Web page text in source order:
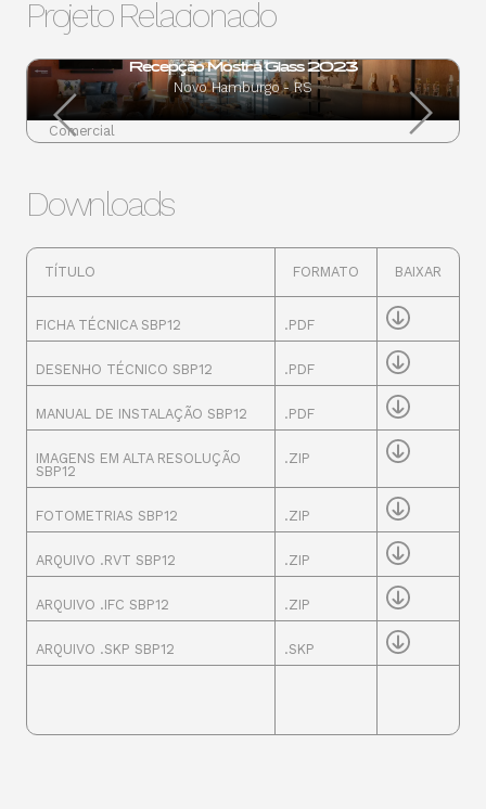
Projeto Relacionado
Recepção Mostra Glass 2023
Novo Hamburgo - RS
Comercial
Downloads
TÍTULO FORMATO BAIXAR
FICHA TÉCNICA SBP12 .PDF
DESENHO TÉCNICO SBP12 .PDF
MANUAL DE INSTALAÇÃO SBP12 .PDF
IMAGENS EM ALTA RESOLUÇÃO
SBP12
.ZIP
FOTOMETRIAS SBP12 .ZIP
ARQUIVO .RVT SBP12 .ZIP
ARQUIVO .IFC SBP12 .ZIP
ARQUIVO .SKP SBP12 .SKP